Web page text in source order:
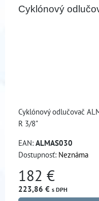
Cyklónový
Cyklónový odlučovač
R 3/8"
EAN: ALMAS030
Dostupnosť: Neznáma
182 €
223,86 € s DPH